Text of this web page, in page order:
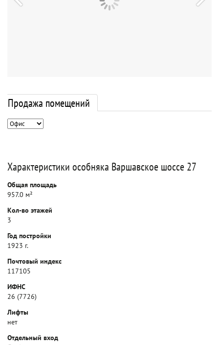
Продажа помещений
Характеристики особняка Варшавское шоссе 27
Общая площадь
957.0 м²
Кол-во этажей
3
Год постройки
1923 г.
Почтовый индекс
117105
ИФНС
26 (7726)
Лифты
нет
Отдельный вход